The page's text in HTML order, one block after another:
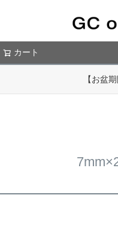
カート
【お盆